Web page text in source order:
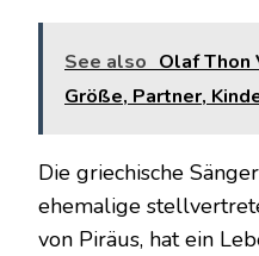
See also Olaf Thon
Größe, Partner,
Die griechische
ehemalige
von Piräus, hat ein